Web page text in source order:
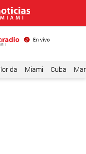
Miami Cuba